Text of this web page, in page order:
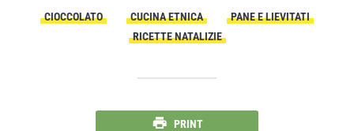
CIOCCOLATO CUCINA ETNICA
PANE E LIEVITATI
RICETTE NATALIZIE
PRINT